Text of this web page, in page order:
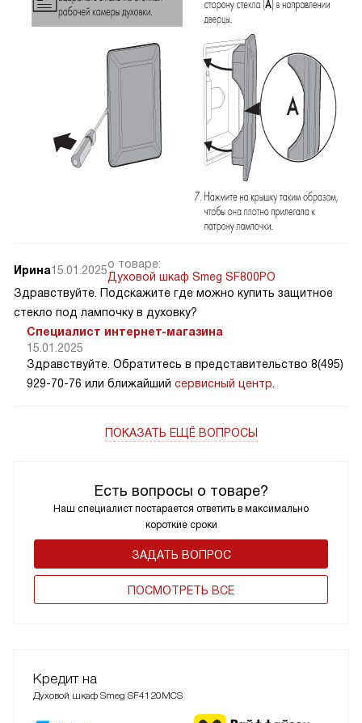
Есть вопросы о товаре?
Наш специалист постарается ответить в максимально
короткие сроки
ЗАДАТЬ ВОПРОС
ПОCМОТРЕТЬ ВСЕ
Ирина15.01.2025о товаре:
Духовой шкаф Smeg SF800PO
Здравствуйте. Подскажите где можно купить защитное
стекло под лампочку в духовку?
Специалист интернет-магазина
15.01.2025
Здравствуйте. Обратитесь в представительство 8(495)
929-70-76 или ближайший сервисный центр
ПОКАЗАТЬ ЕЩЁ ВОПРОСЫ
Кредит на
Духовой шкаф Smeg SF4120MCS